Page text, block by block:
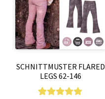
SCHNITTMUSTER FLARED
LEGS 62-146